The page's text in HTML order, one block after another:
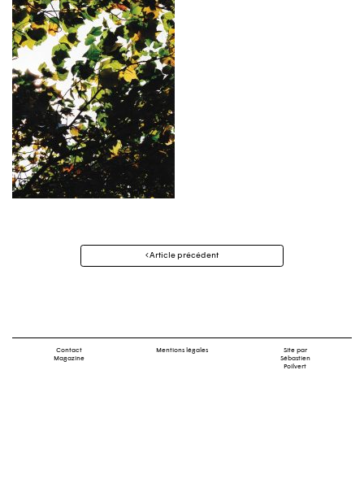
Navigation
Article précédent
Contact
Magazine
Mentions légales
Site par
Sébastien
Poilvert